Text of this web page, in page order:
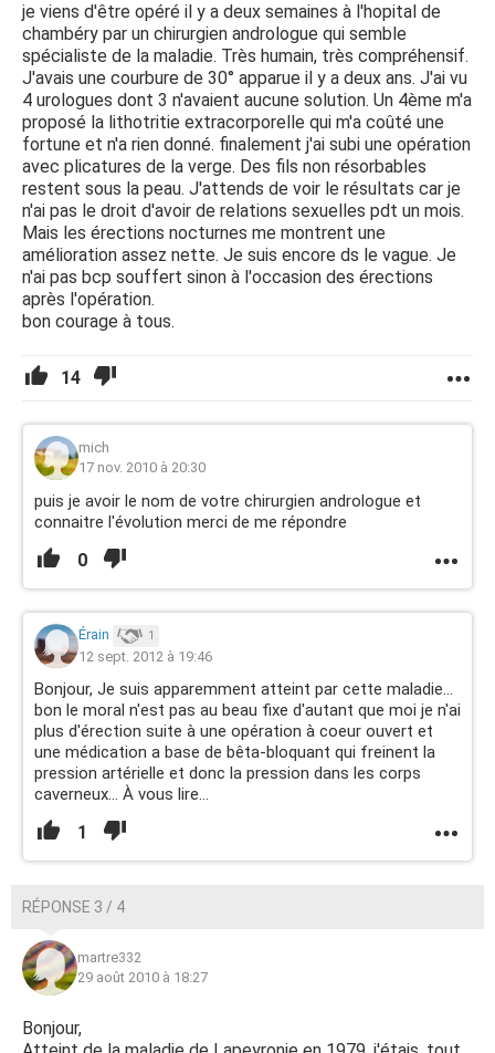
je viens d'être opéré il y a deux semaines à l'hopital de
chambéry par un chirurgien andrologue qui semble
spécialiste de la maladie. Très humain, très compréhensif.
J'avais une courbure de 30° apparue il y a deux ans. J'ai vu
4 urologues dont 3 n'avaient aucune solution. Un 4ème m'a
proposé la lithotritie extracorporelle qui m'a coûté une
fortune et n'a rien donné. finalement j'ai subi une opération
avec plicatures de la verge. Des fils non résorbables
restent sous la peau. J'attends de voir le résultats car je
n'ai pas le droit d'avoir de relations sexuelles pdt un mois.
Mais les érections nocturnes me montrent une
amélioration assez nette. Je suis encore ds le vague. Je
n'ai pas bcp souffert sinon à l'occasion des érections
après l'opération.
bon courage à tous.
14
mich
17 nov. 2010 à 20:30
puis je avoir le nom de votre chirurgien andrologue et
connaitre l'évolution merci de me répondre
0
Érain 1
12 sept. 2012 à 19:46
Bonjour, Je suis apparemment atteint par cette maladie...
bon le moral n'est pas au beau fixe d'autant que moi je n'ai
plus d'érection suite à une opération à coeur ouvert et
une médication a base de bêta-bloquant qui freinent la
pression artérielle et donc la pression dans les corps
caverneux... À vous lire...
1
RÉPONSE 3 / 4
martre332
29 août 2010 à 18:27
Bonjour,